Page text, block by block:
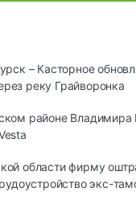
– Касторное
реку Грайворонка
районе
области фирму
экс-